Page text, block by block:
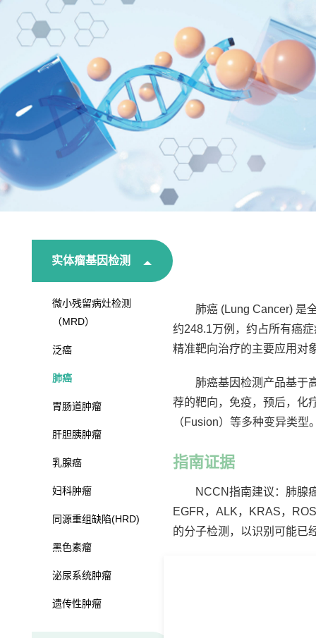
实体瘤基因检测
微小残留病灶检测
（MRD）
泛癌
肺癌
胃肠道肿瘤
肝胆胰肿瘤
乳腺癌
妇科肿瘤
同源重组缺陷(HRD)
黑色素瘤
泌尿系统肿瘤
遗传性肿瘤
肺癌 (Lung Cancer) 是
约248.1万例，约占所有癌
精准靶向治疗的主要应用对
肺癌基因检测产品基于
荐的靶向，免疫，预后，化
（Fusion）等多种变异类型
指南证据
NCCN指南建议：肺腺
EGFR，ALK，KRAS，
的分子检测，以识别可能已